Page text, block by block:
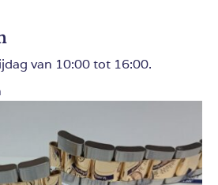
van 10:00 tot 16:00.